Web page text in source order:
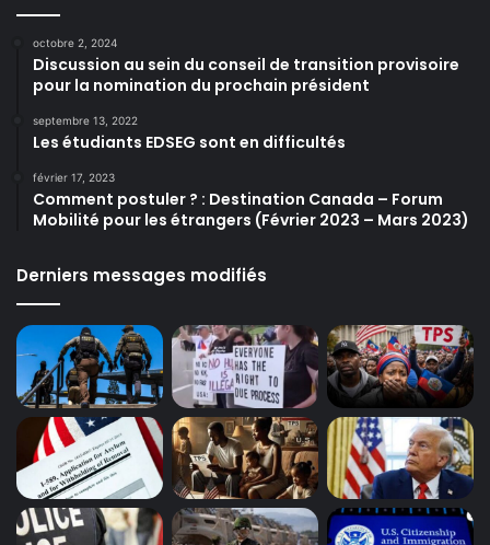
octobre 2, 2024
Discussion au sein du conseil de transition provisoire
pour la nomination du prochain président
septembre 13, 2022
Les étudiants EDSEG sont en difficultés
février 17, 2023
Comment postuler ? : Destination Canada – Forum
Mobilité pour les étrangers (Février 2023 – Mars 2023)
Derniers messages modifiés